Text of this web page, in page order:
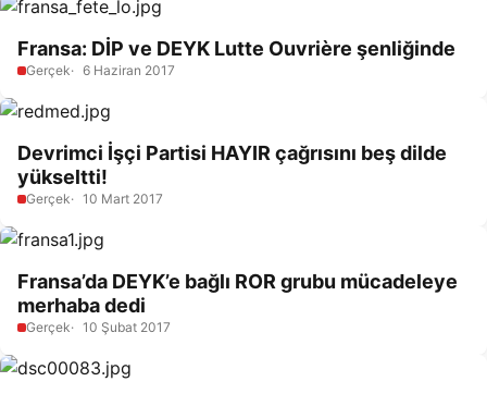
Fransa: DİP ve DEYK Lutte Ouvrière şenliğinde
Gerçek 6 Haziran 2017
Devrimci İşçi Partisi HAYIR çağrısını beş dilde
yükseltti!
Gerçek 10 Mart 2017
Fransa’da DEYK’e bağlı ROR grubu mücadeleye
merhaba dedi
Gerçek 10 Şubat 2017